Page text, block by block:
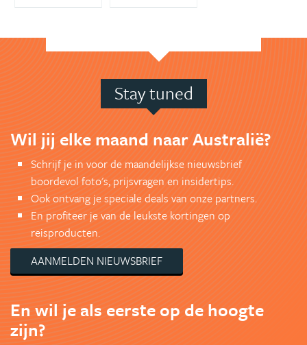
Stay tuned
Wil jij elke maand naar Australië?
Schrijf je in voor de maandelijkse nieuwsbrief
boordevol foto's, prijsvragen en insidertips.
Ook ontvang je speciale deals van onze partners.
En profiteer je van de leukste kortingen op
reisproducten.
AANMELDEN NIEUWSBRIEF
En wil je als eerste op de hoogte
zijn?